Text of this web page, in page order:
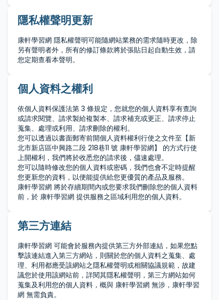
隱私權聲明更新
康軒學習網 隱私權聲明可能隨網站業務的需求隨時更改，除
另有聲明者外，所有的修訂條款將於張貼日起自動生效，請
您定期查看本聲明。
個人資料之權利
依個人資料保護法第 3 條規定，您就您的個人資料享有查詢
或請求閱覽、請求製給複製本、請求補充或更正、請求停止
蒐集、處理或利用、請求刪除的權利。
您可以透過以書面郵寄前開個人資料權利行使之文件至【新
北市新店區中興路二段 218巷11 號 康軒學習網】 的方式行使
上開權利，我們將於收悉您的請求後，儘速處理。
您可以隨時修改您的個人資料或密碼，我們也會不定時提醒
您更新您的資料，以便能提供給您更優質的產品及服務。
康軒學習網 將於存續期間內或您要求我們刪除您的個人資料
前，於 康軒學習網 提供服務之區域利用您的個人資料。
第三方連結
康軒學習網 可能會於服務內提供第三方外部連結，如果您點
擊該連結進入第三方網站，則關於您的個人資料之蒐集、處
理、利用都應受該網站之隱私權聲明或相關協議規範，故建
議您於使用該網站前，詳閱其隱私權聲明，第三方網站如何
蒐集及利用您的個人資料，概與 康軒學習網 無涉，康軒學習
網 無需負責。